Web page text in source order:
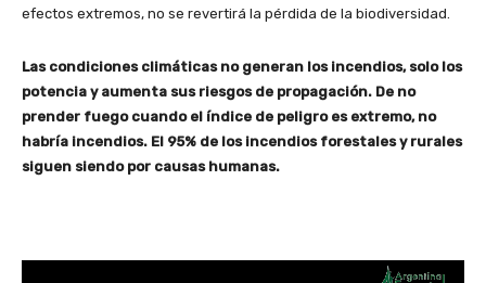
efectos extremos, no se revertirá la pérdida de la biodiversidad.
Las condiciones climáticas no generan los incendios, solo los
potencia y aumenta sus riesgos de propagación. De no
prender fuego cuando el índice de peligro es extremo, no
habría incendios. El 95% de los incendios forestales y rurales
siguen siendo por causas humanas.